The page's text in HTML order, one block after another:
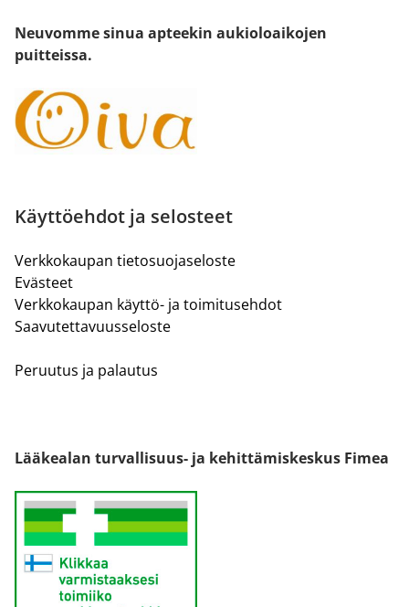
Neuvomme sinua apteekin aukioloaikojen
puitteissa.
Käyttöehdot ja selosteet
Verkkokaupan tietosuojaseloste
Evästeet
Verkkokaupan käyttö- ja toimitusehdot
Saavutettavuusseloste
Peruutus ja palautus
Lääkealan turvallisuus- ja kehittämiskeskus Fimea